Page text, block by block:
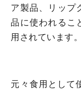
ア製品、リップ
品に使われるこ
用されています。
元々食用として